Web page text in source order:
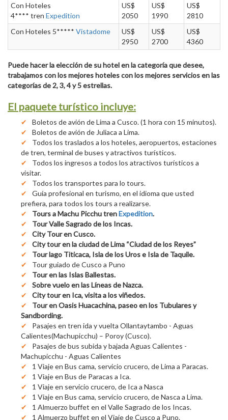
Con Hoteles
4**** tren Expedition
US$
2050
US$
1990
US$
2810
Con Hoteles 5***** Vistadome
US$
2950
US$
2700
US$
4360
Puede hacer la elección de su hotel en la categoría que desee,
trabajamos con los mejores hoteles con los mejores servicios en las
categorías de 2, 3, 4 y 5 estrellas.
El paquete turístico incluye:
Boletos de avión de Lima a Cusco. (1 hora con 15 minutos).
Boletos de avión de Juliaca a Lima.
Todos los traslados a los hoteles, aeropuertos, estaciones
de tren, terminal de buses y atractivos turísticos.
Todos los ingresos a todos los atractivos turísticos a
visitar.
Todos los transportes para lo tours.
Guía profesional en turismo, en el idioma que usted
prefiera, para todos los tours a realizarse.
Tours a Machu Picchu trenExpedition.
Tour Valle Sagrado de los Incas.
City Tour en Cusco.
City tour en la ciudad de Lima “Ciudad de los Reyes”
Tour lago Titicaca, Isla de los Uros e Isla de Taquile.
Tour guiado de Cusco a Puno
Tour en las Islas Ballestas.
Sobre vuelo en las Líneas de Nazca.
City tour en Ica, visita a los viñedos.
Tour en Oasis Huacachina, paseo en los Tubulares y
Sandbording.
Pasajes en tren ida y vuelta Ollantaytambo - Aguas
Calientes(Machupicchu) – Poroy (Cusco).
Pasajes de bus subida y bajada Aguas Calientes -
Machupicchu - Aguas Calientes
1 Viaje en Bus cama, servicio crucero, de Lima a Paracas.
1 Viaje en Bus de Paracas a Ica.
1 Viaje en servicio crucero, de Ica a Nasca
1 Viaje en Bus cama, servicio crucero, de Nasca a Lima.
1 Almuerzo buffet en el Valle Sagrado de los Incas.
1 Almuerzo buffet en el Viaje de Cusco a Puno.